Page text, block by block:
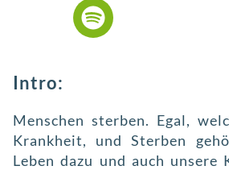
Intro:
Menschen sterben. Egal,
Krankheit, und Sterben
Leben dazu und auch unsere